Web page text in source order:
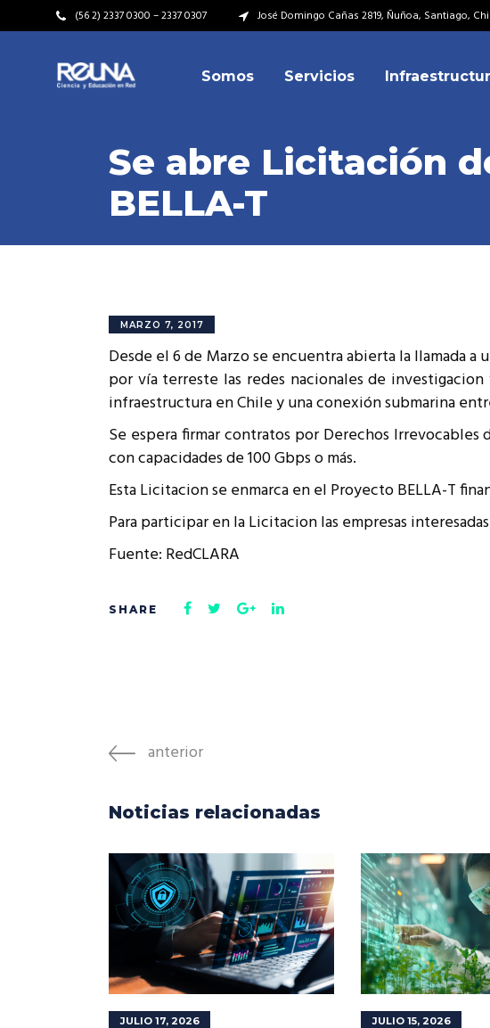
(56 2) 2337 0300 – 2337 0307 José Domingo Cañas 2819, Ñuñoa, Santiago,
Somos
Video Institucional
Plan Estratégico
Valores
Historia
Kit de Identidad
Cumplimiento Legal
Acuerdos de
Representantes
Institucionales
Servicios
Video Institucional
Misión – Visión
Valores
Cumplimiento Legal
Miembros
Directorio
Se abre Licitación
BELLA-T
MARZO 7, 2017
Desde el 6 de Marzo se encuentra abierta la llamada
por vía terreste las redes nacionales de investigacion
infraestructura en Chile y una conexión submarina
Se espera firmar contratos por Derechos
con capacidades de 100 Gbps o más.
Esta Licitacion se enmarca en el Proyecto BELLA-T
Para participar en la Licitacion las empresas
Fuente: RedCLARA
anterior
Noticias relacionadas
JULIO 17, 2026 JULIO 15, 2026